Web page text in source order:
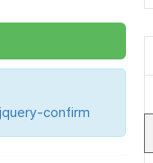
confirm